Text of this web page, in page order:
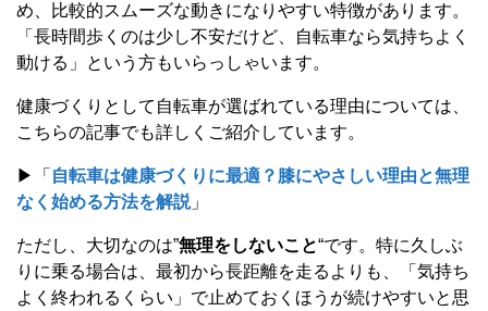
め、比較的スムーズな動きになりやすい特徴があります。
「長時間歩くのは少し不安だけど、自転車なら気持ちよく
動ける」という方もいらっしゃいます。
健康づくりとして自転車が選ばれている理由については、
こちらの記事でも詳しくご紹介しています。
▶「 自転車は健康づくりに最適？膝にやさしい理由と無理
なく始める方法を解説」
ただし、大切なのは”無理をしないこと“です。特に久しぶ
りに乗る場合は、最初から長距離を走るよりも、「気持ち
よく終われるくらい」で止めておくほうが続けやすいと思